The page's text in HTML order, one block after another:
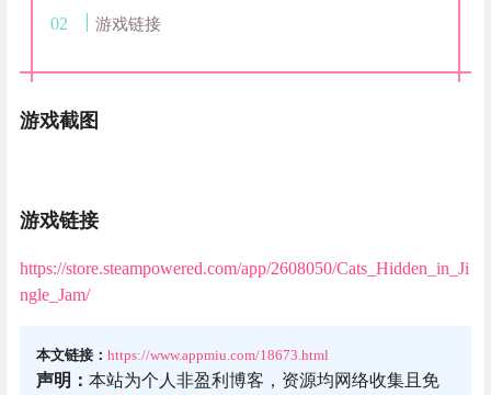
游戏链接
游戏截图
游戏链接
https://store.steampowered.com/app/2608050/Cats_Hidden_in_Ji
ngle_Jam/
本文链接： https://www.appmiu.com/18673.html
声明： 本站为个人非盈利博客，资源均网络收集且免